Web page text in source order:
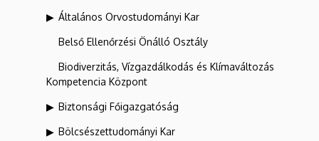
Általános Orvostudományi Kar
Belső Ellenőrzési Önálló Osztály
Biodiverzitás, Vízgazdálkodás és Klímaváltozás
Kompetencia Központ
Biztonsági Főigazgatóság
Bölcsészettudományi Kar